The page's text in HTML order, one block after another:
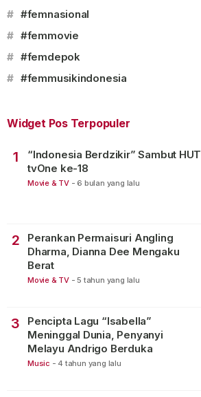
# #femnasional
# #femmovie
# #femdepok
# #femmusikindonesia
Widget Pos Terpopuler
1
“Indonesia Berdzikir” Sambut HUT
tvOne ke-18
Movie & TV - 6 bulan yang lalu
2
Perankan Permaisuri Angling
Dharma, Dianna Dee Mengaku
Berat
Movie & TV - 5 tahun yang lalu
3
Pencipta Lagu “Isabella”
Meninggal Dunia, Penyanyi
Melayu Andrigo Berduka
Music - 4 tahun yang lalu